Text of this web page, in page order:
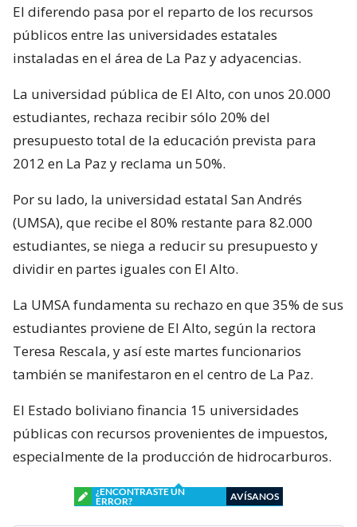
El diferendo pasa por el reparto de los recursos
públicos entre las universidades estatales
instaladas en el área de La Paz y adyacencias.
La universidad pública de El Alto, con unos 20.000
estudiantes, rechaza recibir sólo 20% del
presupuesto total de la educación prevista para
2012 en La Paz y reclama un 50%.
Por su lado, la universidad estatal San Andrés
(UMSA), que recibe el 80% restante para 82.000
estudiantes, se niega a reducir su presupuesto y
dividir en partes iguales con El Alto.
La UMSA fundamenta su rechazo en que 35% de sus
estudiantes proviene de El Alto, según la rectora
Teresa Rescala, y así este martes funcionarios
también se manifestaron en el centro de La Paz.
El Estado boliviano financia 15 universidades
públicas con recursos provenientes de impuestos,
especialmente de la producción de hidrocarburos.
¿ENCONTRASTE UN
ERROR?
AVÍSANOS